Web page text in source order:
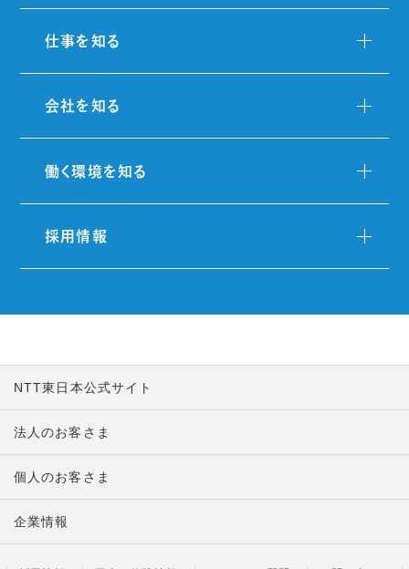
仕事を知る
会社を知る
働く環境を知る
採用情報
NTT東日本公式サイト
法人のお客さま
個人のお客さま
企業情報